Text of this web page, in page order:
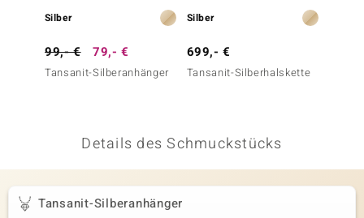
BY DE MELO
Silber
99,- € 79,- €
Tansanit-Silberanhänger
Silber
699,- €
Tansanit-Silberhalskette
Details des Schmuckstücks
Tansanit-Silberanhänger